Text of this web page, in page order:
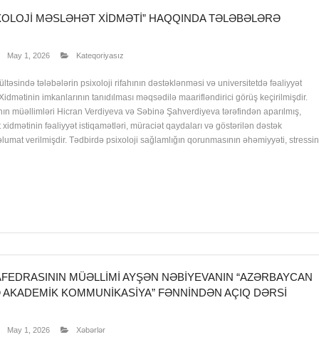
MƏSLƏHƏT XIDMƏTI” HAQQINDA TƏLƏBƏLƏRƏ
May 1, 2026 Kateqoriyasız
tələbələrin psixoloji rifahının dəstəklənməsi və universitetdə fəaliyyət
imkanlarının tanıdılması məqsədilə maarifləndirici görüş keçirilmişdir.
müəllimləri Hicran Verdiyeva və Səbinə Şahverdiyeva tərəfindən aparılmış,
fəaliyyət istiqamətləri, müraciət qaydaları və göstərilən dəstək
verilmişdir. Tədbirdə psixoloji sağlamlığın qorunmasının əhəmiyyəti, stressin
MÜƏLLIMI AYŞƏN NƏBIYEVANIN “AZƏRBAYCAN
KOMMUNIKASIYA” FƏNNINDƏN AÇIQ DƏRSI
May 1, 2026 Xəbərlər